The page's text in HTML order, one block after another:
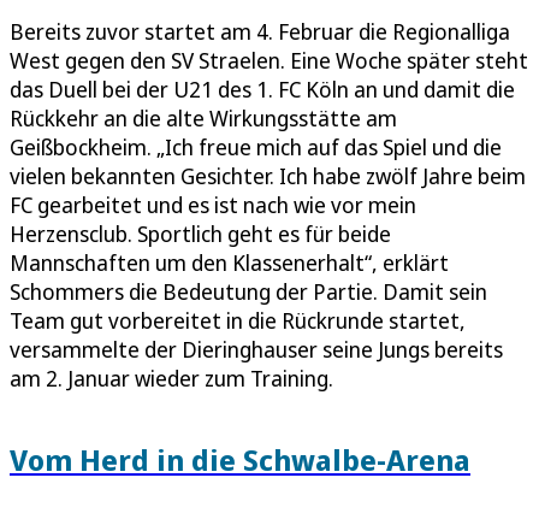
Bereits zuvor startet am 4. Februar die Regionalliga
West gegen den SV Straelen. Eine Woche später steht
das Duell bei der U21 des 1. FC Köln an und damit die
Rückkehr an die alte Wirkungsstätte am
Geißbockheim. „Ich freue mich auf das Spiel und die
vielen bekannten Gesichter. Ich habe zwölf Jahre beim
FC gearbeitet und es ist nach wie vor mein
Herzensclub. Sportlich geht es für beide
Mannschaften um den Klassenerhalt“, erklärt
Schommers die Bedeutung der Partie. Damit sein
Team gut vorbereitet in die Rückrunde startet,
versammelte der Dieringhauser seine Jungs bereits
am 2. Januar wieder zum Training.
Vom Herd in die Schwalbe-Arena